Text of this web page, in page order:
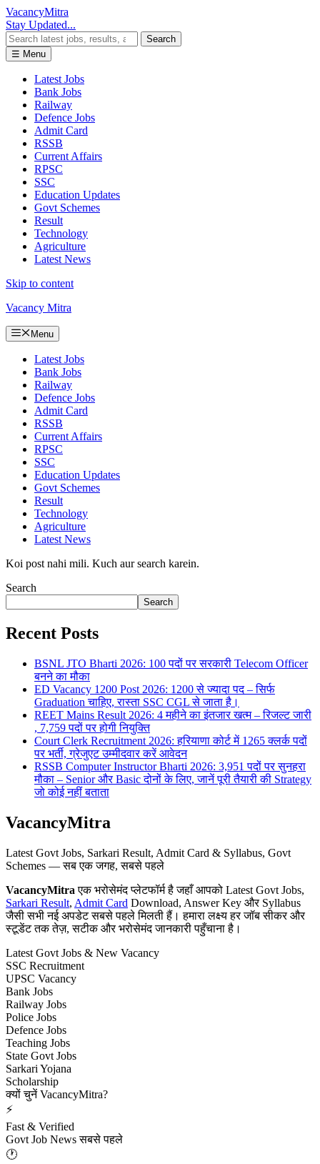
VacancyMitra
Stay Updated...
Search
☰ Menu
Latest Jobs
Bank Jobs
Railway
Defence Jobs
Admit Card
RSSB
Current Affairs
RPSC
SSC
Education Updates
Govt Schemes
Result
Technology
Agriculture
Latest News
Skip to content
Vacancy Mitra
Menu
Latest Jobs
Bank Jobs
Railway
Defence Jobs
Admit Card
RSSB
Current Affairs
RPSC
SSC
Education Updates
Govt Schemes
Result
Technology
Agriculture
Latest News
Koi post nahi mili. Kuch aur search karein.
Search
Search
Recent Posts
BSNL JTO Bharti 2026: 100 पदों पर सरकारी Telecom Officer
बनने का मौका
ED Vacancy 1200 Post 2026: 1200 से ज्यादा पद – सिर्फ
Graduation चाहिए, रास्ता SSC CGL से जाता है।
REET Mains Result 2026: 4 महीने का इंतजार खत्म – रिजल्ट जारी
, 7,759 पदों पर होगी नियुक्ति
Court Clerk Recruitment 2026: हरियाणा कोर्ट में 1265 क्लर्क पदों
पर भर्ती, ग्रेजुएट उम्मीदवार करें आवेदन
RSSB Computer Instructor Bharti 2026: 3,951 पदों पर सुनहरा
मौका – Senior और Basic दोनों के लिए, जानें पूरी तैयारी की Strategy
जो कोई नहीं बताता
VacancyMitra
Latest Govt Jobs, Sarkari Result, Admit Card & Syllabus, Govt
Schemes — सब एक जगह, सबसे पहले
VacancyMitra एक भरोसेमंद प्लेटफॉर्म है जहाँ आपको Latest Govt Jobs,
Sarkari Result, Admit Card Download, Answer Key और Syllabus
जैसी सभी नई अपडेट सबसे पहले मिलती हैं। हमारा लक्ष्य हर जॉब सीकर और
स्टूडेंट तक तेज़, सटीक और भरोसेमंद जानकारी पहुँचाना है।
Latest Govt Jobs & New Vacancy
SSC Recruitment
UPSC Vacancy
Bank Jobs
Railway Jobs
Police Jobs
Defence Jobs
Teaching Jobs
State Govt Jobs
Sarkari Yojana
Scholarship
क्यों चुनें VacancyMitra?
⚡
Fast & Verified
Govt Job News सबसे पहले
🕐